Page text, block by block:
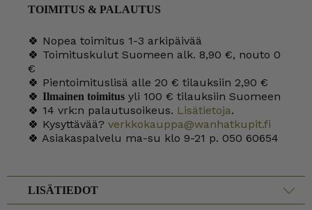
TOIMITUS & PALAUTUS
🍀 Nopea toimitus 1-3 arkipäivää
🍀 Toimituskulut Suomeen alk. 8,90 €, nouto 0
€
🍀 Pientoimituslisä alle 20 € tilauksiin 2,90 €
🍀 Ilmainen toimitus yli 100 € tilauksiin Suomeen
🍀 14 vrk:n palautusoikeus. Lisätietoja.
🍀 Kysyttävää? verkkokauppa@wanhatkupit.fi
🍀 Asiakaspalvelu ma-su klo 9-21 p. 050 60654
LISÄTIEDOT